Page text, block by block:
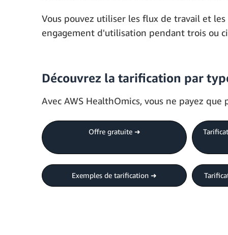
Vous pouvez utiliser les flux de travail et
engagement d'utilisation pendant trois ou
Découvrez la tarification par
Avec AWS HealthOmics, vous ne payez
Offre gratuite ➜
Exemples de tarification ➜